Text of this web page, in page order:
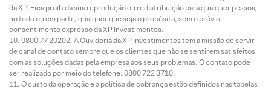
da XP. Fica proibida sua reprodução ou redistribuição para qualquer pessoa,
no todo ou em parte, qualquer que seja o propósito, sem o prévio
consentimento expresso da XP Investimentos.
0800 77 20202. A Ouvidoria da XP Investimentos tem a missão de servir
de canal de contato sempre que os clientes que não se sentirem satisfeitos
com as soluções dadas pela empresa aos seus problemas. O contato pode
ser realizado por meio do telefone: 0800 722 3710.
O custo da operação e a política de cobrança estão definidos nas tabelas